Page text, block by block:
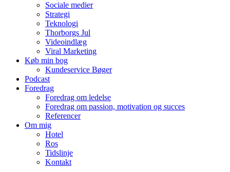
Sociale medier
Strategi
Teknologi
Thorborgs Jul
Videoindlæg
Viral Marketing
Køb min bog
Kundeservice Bøger
Podcast
Foredrag
Foredrag om ledelse
Foredrag om passion, motivation og succes
Referencer
Om mig
Hotel
Ros
Tidslinje
Kontakt